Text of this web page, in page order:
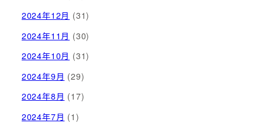
2024年12月 (31)
2024年11月 (30)
2024年10月 (31)
2024年9月 (29)
2024年8月 (17)
2024年7月 (1)